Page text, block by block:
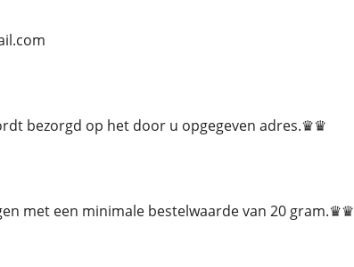
bezorgd op het door u opgegeven adres.♛♛
met een minimale bestelwaarde van 20 gram.♛♛